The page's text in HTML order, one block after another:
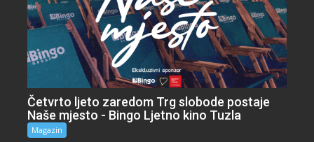
Četvrto ljeto zaredom Trg slobode postaje
Naše mjesto - Bingo Ljetno kino Tuzla
Magazin